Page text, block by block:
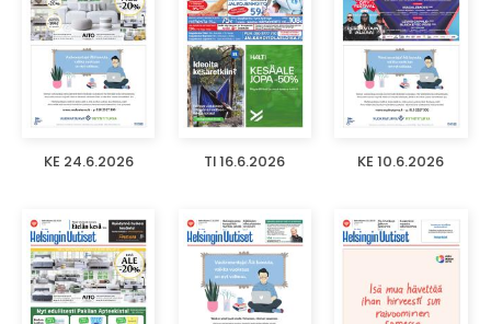
KE 24.6.2026 TI 16.6.2026 KE 10.6.2026